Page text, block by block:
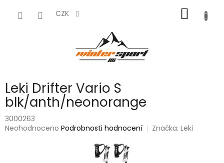
CZK
KOŠÍK
Leki Drifter Vario S
blk/anth/neonorange
3000263
Průměrné
Neohodnoceno Podrobnosti hodnocení Značka:Leki